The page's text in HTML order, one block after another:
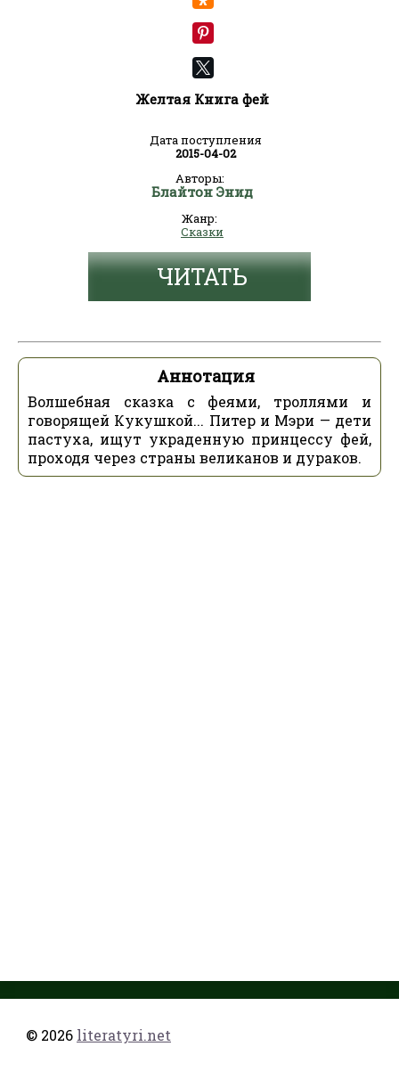
Желтая Книга фей
Дата поступления
2015-04-02
Авторы:
Блайтон Энид
Жанр:
Сказки
ЧИТАТЬ
Аннотация
Волшебная сказка с феями, троллями и
говорящей Кукушкой... Питер и Мэри — дети
пастуха, ищут украденную принцессу фей,
проходя через страны великанов и дураков.
© 2026 literatyri.net